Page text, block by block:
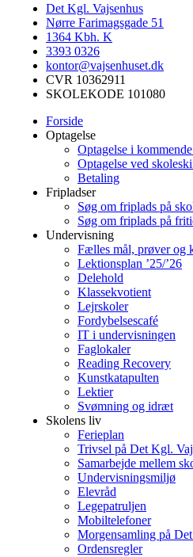
Det Kgl. Vajsenhus
Nørre Farimagsgade 51
1364 Kbh. K
3393 0326
kontor@vajsenhuset.dk
CVR 10362911
SKOLEKODE 101080
Forside
Optagelse
Optagelse i
Optagelse ved
Betaling
Fripladser
Søg om friplads på
Søg om friplads på
Undervisning
Fælles mål, prøver og
Lektionsplan ’25/’26
Delehold
Klassekvotient
Lejrskoler
Fordybelsescafé
IT i undervisningen
Faglokaler
Reading Recovery
Kunstkatapulten
Lektier
Svømning og idræt
Skolens liv
Ferieplan
Trivsel på Det Kgl.
Samarbejde mellem
Undervisningsmiljø
Elevråd
Legepatruljen
Mobiltelefoner
Morgensamling på
Ordensregler